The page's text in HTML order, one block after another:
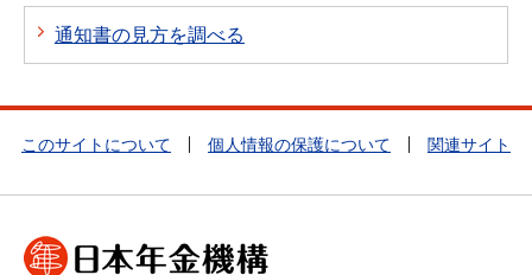
通知書の見方を調べる
このサイトについて 個人情報の保護について 関連サイト